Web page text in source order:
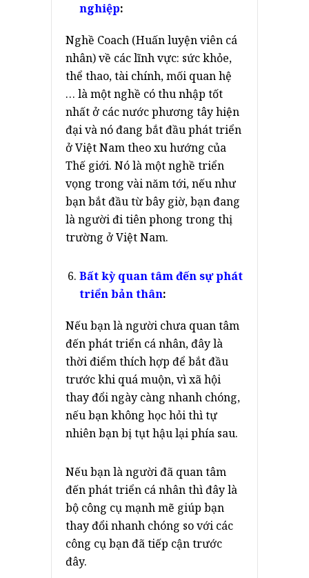
nghiệp:
Nghề Coach (Huấn luyện viên cá
nhân) về các lĩnh vực: sức khỏe,
thể thao, tài chính, mối quan hệ
… là một nghề có thu nhập tốt
nhất ở các nước phương tây hiện
đại và nó đang bắt đầu phát triển
ở Việt Nam theo xu hướng của
Thế giới. Nó là một nghề triển
vọng trong vài năm tới, nếu như
bạn bắt đầu từ bây giờ, bạn đang
là người đi tiên phong trong thị
trường ở Việt Nam.
Bất kỳ quan tâm đến sự phát
triển bản thân:
Nếu bạn là người chưa quan tâm
đến phát triển cá nhân, đây là
thời điểm thích hợp để bắt đầu
trước khi quá muộn, vì xã hội
thay đổi ngày càng nhanh chóng,
nếu bạn không học hỏi thì tự
nhiên bạn bị tụt hậu lại phía sau.
Nếu bạn là người đã quan tâm
đến phát triển cá nhân thì đây là
bộ công cụ mạnh mẽ giúp bạn
thay đổi nhanh chóng so với các
công cụ bạn đã tiếp cận trước
đây.